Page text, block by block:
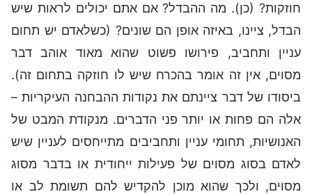
חוזקות? (כן). מה ההבדל? אם אתם יכולים לראות שיש
הבדל, ציינו, באיזה אופן הם שונים? (כשלאדם יש תחום
עניין ותחביב, פירושו פשוט שהוא מאוד אוהב דבר
מסוים, אין זה אומר בהכרח שיש לו חוזקה בתחום זה).
ביסודו של דבר ציינתם את נקודות ההבחנה העיקריות –
אלה הם פחות או יותר פני הדברים. מנקודת המבט של
האנושיות, תחומי עניין ותחביבים מתייחסים לעניין שיש
לאדם בסוג מסוים של פעילות ייחודית או בדבר מסוג
מסוים, ולכך שהוא מוכן להקדיש להם תשומת לב או